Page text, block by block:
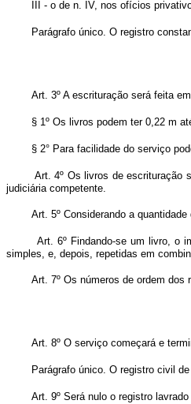
III - o de n. IV, nos ofícios
Parágrafo único. O registro
Art. 3º A escrituração será feita
§ 1º Os livros podem ter 0,22 m
§ 2° Para facilidade do serviço
Art. 4º Os livros de escrituração
judiciária competente.
Art. 5º Considerando a
Art. 6º Findando-se um livro, o
simples, e, depois, repetidas em
Art. 7º Os números de ordem dos
Art. 8º O serviço começará e
Parágrafo único. O registro civil
Art. 9º Será nulo o registro